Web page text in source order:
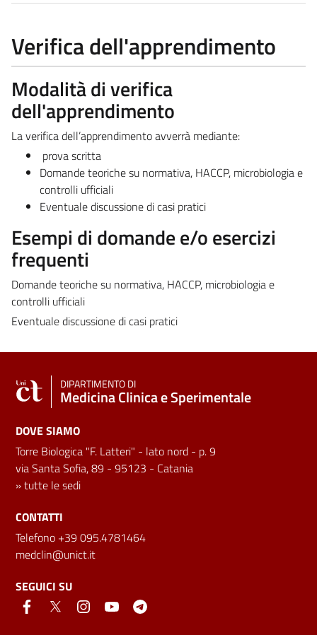
Verifica dell'apprendimento
Modalità di verifica
dell'apprendimento
La verifica dell’apprendimento avverrà mediante:
prova scritta
Domande teoriche su normativa, HACCP, microbiologia e
controlli ufficiali
Eventuale discussione di casi pratici
Esempi di domande e/o esercizi
frequenti
Domande teoriche su normativa, HACCP, microbiologia e
controlli ufficiali
Eventuale discussione di casi pratici
DIPARTIMENTO DI
Medicina Clinica e Sperimentale
DOVE SIAMO
Torre Biologica "F. Latteri" - lato nord - p. 9
via Santa Sofia, 89 - 95123 - Catania
»tutte le sedi
CONTATTI
Telefono +39 095.4781464
medclin@unict.it
SEGUICI SU